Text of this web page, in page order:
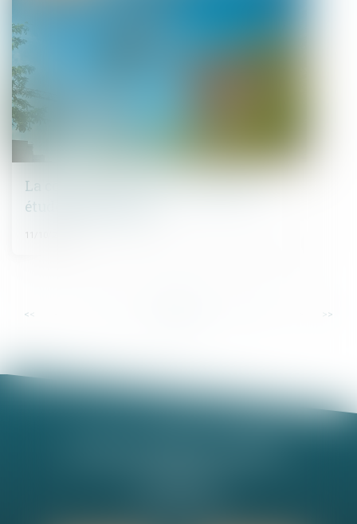
La construction neuve : données et
études statistiques
11/10/2024
<< >>